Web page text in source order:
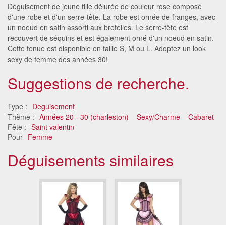
Déguisement de jeune fille délurée de couleur rose composé
d'une robe et d'un serre-tête. La robe est ornée de franges, avec
un noeud en satin assorti aux bretelles. Le serre-tête est
recouvert de séquins et est également orné d'un noeud en satin.
Cette tenue est disponible en taille S, M ou L. Adoptez un look
sexy de femme des années 30!
Suggestions de recherche.
Type : Deguisement
Thème : Années 20 - 30 (charleston) Sexy/Charme
Cabaret
Fête : Saint valentin
Pour Femme
Déguisements similaires